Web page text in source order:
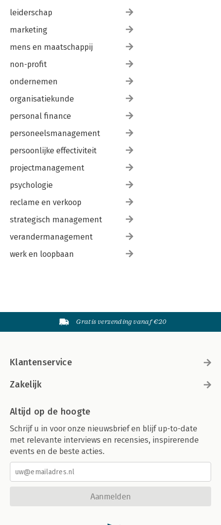
leiderschap
marketing
mens en maatschappij
non-profit
ondernemen
organisatiekunde
personal finance
personeelsmanagement
persoonlijke effectiviteit
projectmanagement
psychologie
reclame en verkoop
strategisch management
verandermanagement
werk en loopbaan
Gratis verzending vanaf €20
Klantenservice
Zakelijk
Altijd op de hoogte
Schrijf u in voor onze nieuwsbrief en blijf up-to-date
met relevante interviews en recensies, inspirerende
events en de beste acties.
Aanmelden